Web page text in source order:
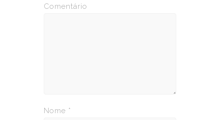
Comentário
Nome *